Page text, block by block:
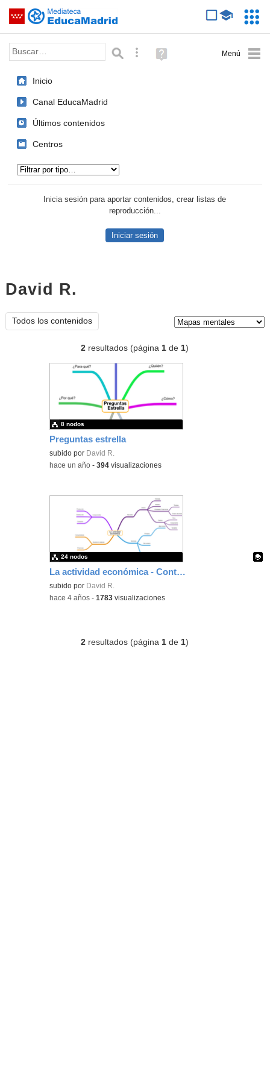
Saltar navegación
Palabra o frase: Búsqueda avanzada
Ayuda
(en
Inicio
Canal EducaMadrid
Últimos contenidos
Centros
Inicia sesión para aportar contenidos, crear listas de
reproducción...
Iniciar sesión
David R.
Todos los contenidos
2 resultados (página1 de1)
Preguntas estrella
subido por David R.
8 nodos
-hace un año -394 visualizaciones
La actividad económica - Contenido educativo
Contenido educativo.
subido por David R.
24 nodos
-hace 4 años -1783 visualizaciones
2 resultados (página 1 de 1)